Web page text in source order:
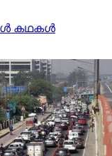
കഥകൾ